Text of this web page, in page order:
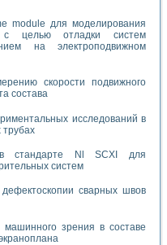
module для моделирования
с целью отладки систем
на электроподвижном
скорости подвижного
состава
исследований в
трубах
стандарте Nl SCXI для
систем
сварных швов
машинного зрения в составе